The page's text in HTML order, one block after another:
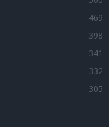
469
398
341
332
305